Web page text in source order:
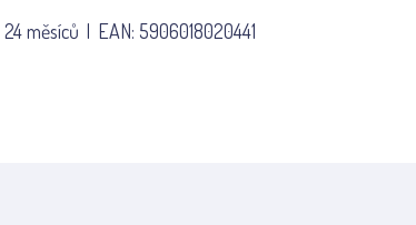
24 měsíců EAN: 5906018020441